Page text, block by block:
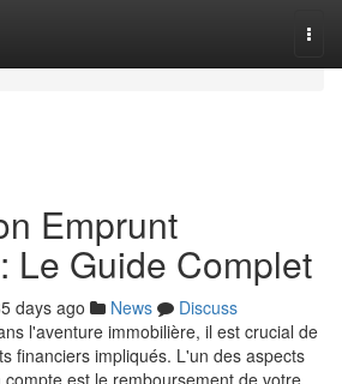
Emprunt
Le Guide Complet
days ago News
Discuss
l'aventure immobilière, il est crucial de
financiers impliqués. L'un des aspects
est le remboursement de votre